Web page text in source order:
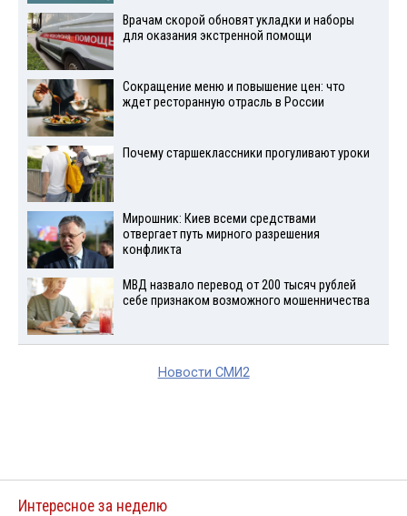
Врачам скорой обновят укладки и наборы
для оказания экстренной помощи
Сокращение меню и повышение цен: что
ждет ресторанную отрасль в России
Почему старшеклассники прогуливают уроки
Мирошник: Киев всеми средствами
отвергает путь мирного разрешения
конфликта
МВД назвало перевод от 200 тысяч рублей
себе признаком возможного мошенничества
Новости СМИ2
Интересное за неделю